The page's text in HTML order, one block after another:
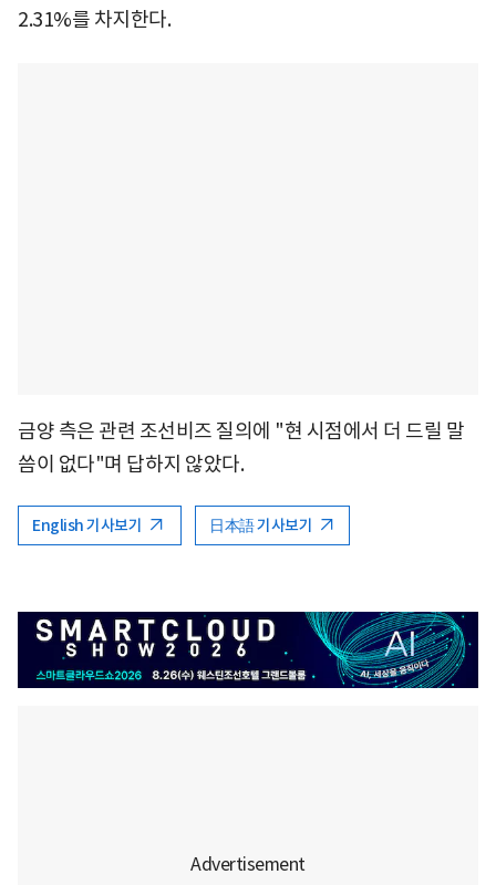
2.31%를 차지한다.
금양 측은 관련 조선비즈 질의에 "현 시점에서 더 드릴 말
씀이 없다"며 답하지 않았다.
English 기사보기 日本語 기사보기